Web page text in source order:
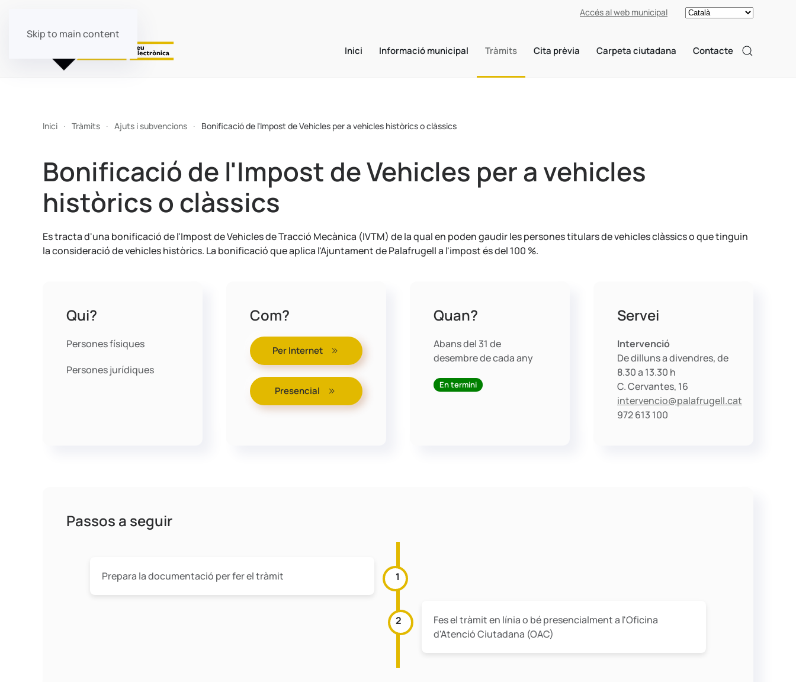
Skip to main content
Accés al web municipal
Inici Informació municipal Tràmits Cita prèvia Carpeta ciutadana Contacte
Inici Tràmits Ajuts i subvencions Bonificació de l'Impost de Vehicles per a vehicles històrics o clàssics
Bonificació de l'Impost de Vehicles per a vehicles
històrics o clàssics
Es tracta d'una bonificació de l'Impost de Vehicles de Tracció Mecànica (IVTM) de la qual en poden gaudir les persones titulars de vehicles clàssics o que tinguin
la consideració de vehicles històrics. La bonificació que aplica l'Ajuntament de Palafrugell a l'impost és del 100 %.
Qui?
Persones físiques
Persones jurídiques
Com?
Per Internet
Presencial
Quan?
Abans del 31 de
desembre de cada any
En termini
Servei
Intervenció
De dilluns a divendres, de
8.30 a 13.30 h
C. Cervantes, 16
intervencio@palafrugell.cat
972 613 100
Passos a seguir
Prepara la documentació per fer el tràmit 1
Fes el tràmit en línia o bé presencialment a l'Oficina
d'Atenció Ciutadana (OAC)
2